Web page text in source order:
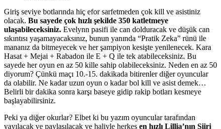
Giriş seviye botlarında hiç efor sarfetmeden çok kill ve asistiniz
olacak. Bu sayede çok hızlı şekilde 350 katletmeye
ulaşabileceksiniz. Evelynn pasifi ile can dolduracak ve düşük can
sıkıntısı yaşamayacaksınız, bunun yanında “Pratik Zeka” rünü ile
mananız da bitmeyecek ve her şampiyon kesişte yenilenecek. Kara
Hasat + Mejai + Rabadon ile E + Q ile tek atabileceksiniz. Bu
sayede her oyun en az 50 kille sahip olabileceksiniz. Neden en az 50
diyorum? Çünkü maçı 10.-15. dakikada bitirenler diğer oyuncular
da olabilir. Ne kadar uzun oyun o kadar bol kill ve asist demek…
Belirli bir dakika sonra karşı baseye gidip rakip botları kesmeye
başlayabilirsiniz.
Peki ya diğer okurlar? Elbet ki bu yazım oyuncular tarafından
yayılacak ve paylaşılacak ve haliyle herkes en hızlı Lillia’nın Şiiri